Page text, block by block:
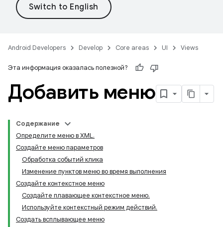
Android Developers Develop Core areas UI Views
Эта информация оказалась полезной?
Добавить меню
Содержание
Определите меню в XML.
Создайте меню параметров
Обработка событий клика
Изменение пунктов меню во время выполнения
Создайте контекстное меню
Создайте плавающее контекстное меню.
Используйте контекстный режим действий.
Создать всплывающее меню